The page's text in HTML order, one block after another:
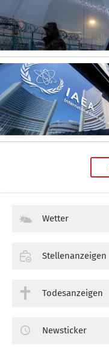
Wetter
Stellenanzeigen
Todesanzeigen
Newsticker